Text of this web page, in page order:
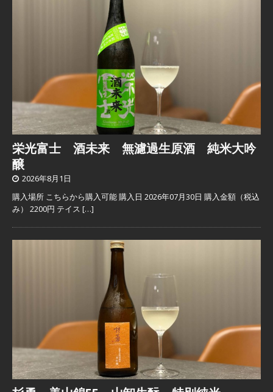
栄光富士 酒未来 無濾過生原酒 純米大吟
醸
2026年8月1日
購入場所 こちらから購入可能 購入日 2026年07月30日 購入金額（税込
み） 2200円 テイス […]